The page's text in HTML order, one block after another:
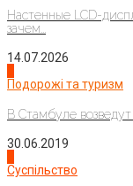
Настенные LCD-
зачем...
14.07.2026
Подорожі та туризм
В Стамбуле
30.06.2019
Суспільство